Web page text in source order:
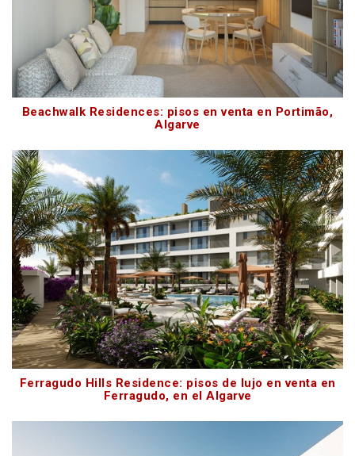
Beachwalk Residences: pisos en venta en Portimão,
Algarve
Ferragudo Hills Residence: pisos de lujo en venta en
Ferragudo, en el Algarve